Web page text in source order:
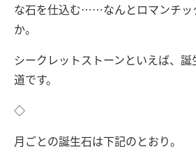
な石を仕込む……なんとロマンチッ
か。
シークレットストーンといえば、
道です。
◇
月ごとの誕生石は下記のとおり。